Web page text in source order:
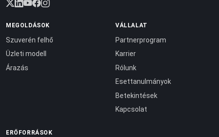
MEGOLDÁSOK
Szuverén felhő
Üzleti modell
Árazás
VÁLLALAT
Partnerprogram
Karrier
Rólunk
Esettanulmányok
Betekintések
Kapcsolat
ERŐFORRÁSOK